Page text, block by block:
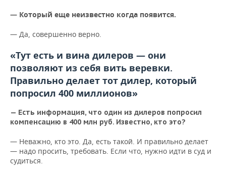
— Который еще неизвестно когда появится.
— Да, совершенно верно.
«Тут есть и вина дилеров — они
позволяют из себя вить веревки.
Правильно делает тот дилер, который
попросил 400 миллионов»
— Есть информация, что один из дилеров попросил
компенсацию в 400 млн руб. Известно, кто это?
— Неважно, кто это. Да, есть такой. И правильно делает
— надо просить, требовать. Если что, нужно идти в суд и
судиться.